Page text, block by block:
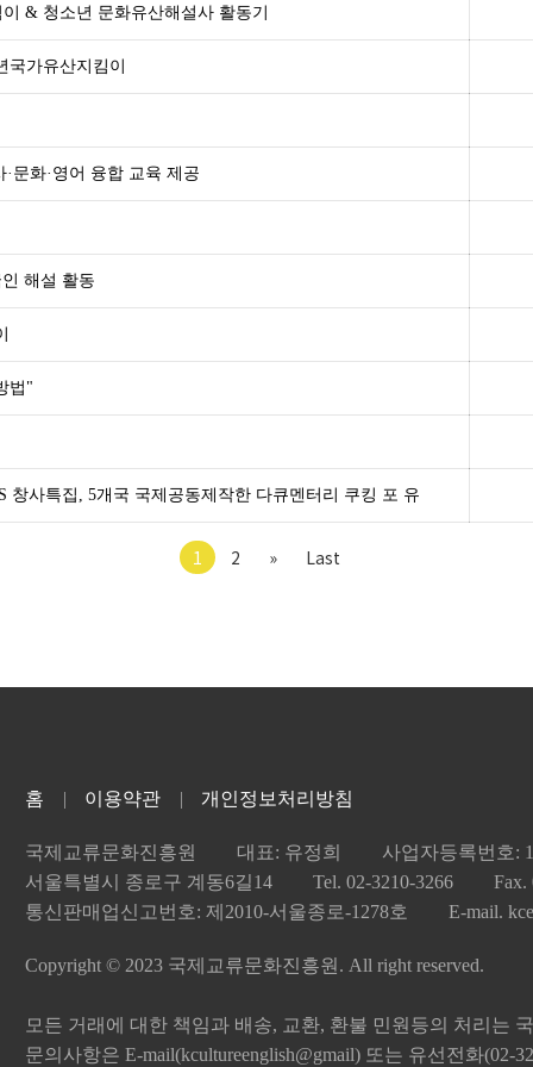
& 청소년 문화유산해설사 활동기
가유산지킴이
문화·영어 융합 교육 제공
해설 활동
법"
창사특집, 5개국 국제공동제작한 다큐멘터리 쿠킹 포 유
1 2 » Last
홈 이용약관 개인정보처리방침
국제교류문화진흥원 대표: 유정희
사업자등록번호:
서울특별시 종로구 계동6길14
Tel. 02-3210-3266
Fax.
통신판매업신고번호: 제2010-서울종로-1278호
E-mail.
Copyright © 2023 국제교류문화진흥원. All right reserved.
모든 거래에 대한 책임과 배송, 교환, 환불 민원등의 처리는
문의사항은 E-mail(kcultureenglish@gmail) 또는 유선전화(02-